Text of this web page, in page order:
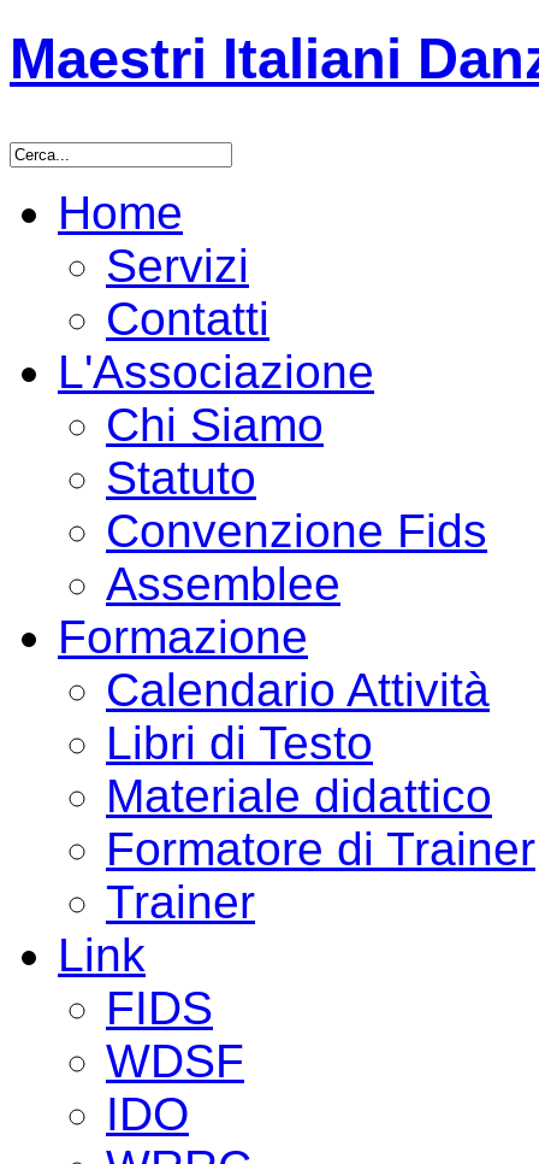
Maestri Italiani
Home
Servizi
Contatti
L'Associazione
Chi Siamo
Statuto
Convenzione Fids
Assemblee
Formazione
Calendario Attività
Libri di Testo
Materiale didattico
Formatore di Trainer
Trainer
Link
FIDS
WDSF
IDO